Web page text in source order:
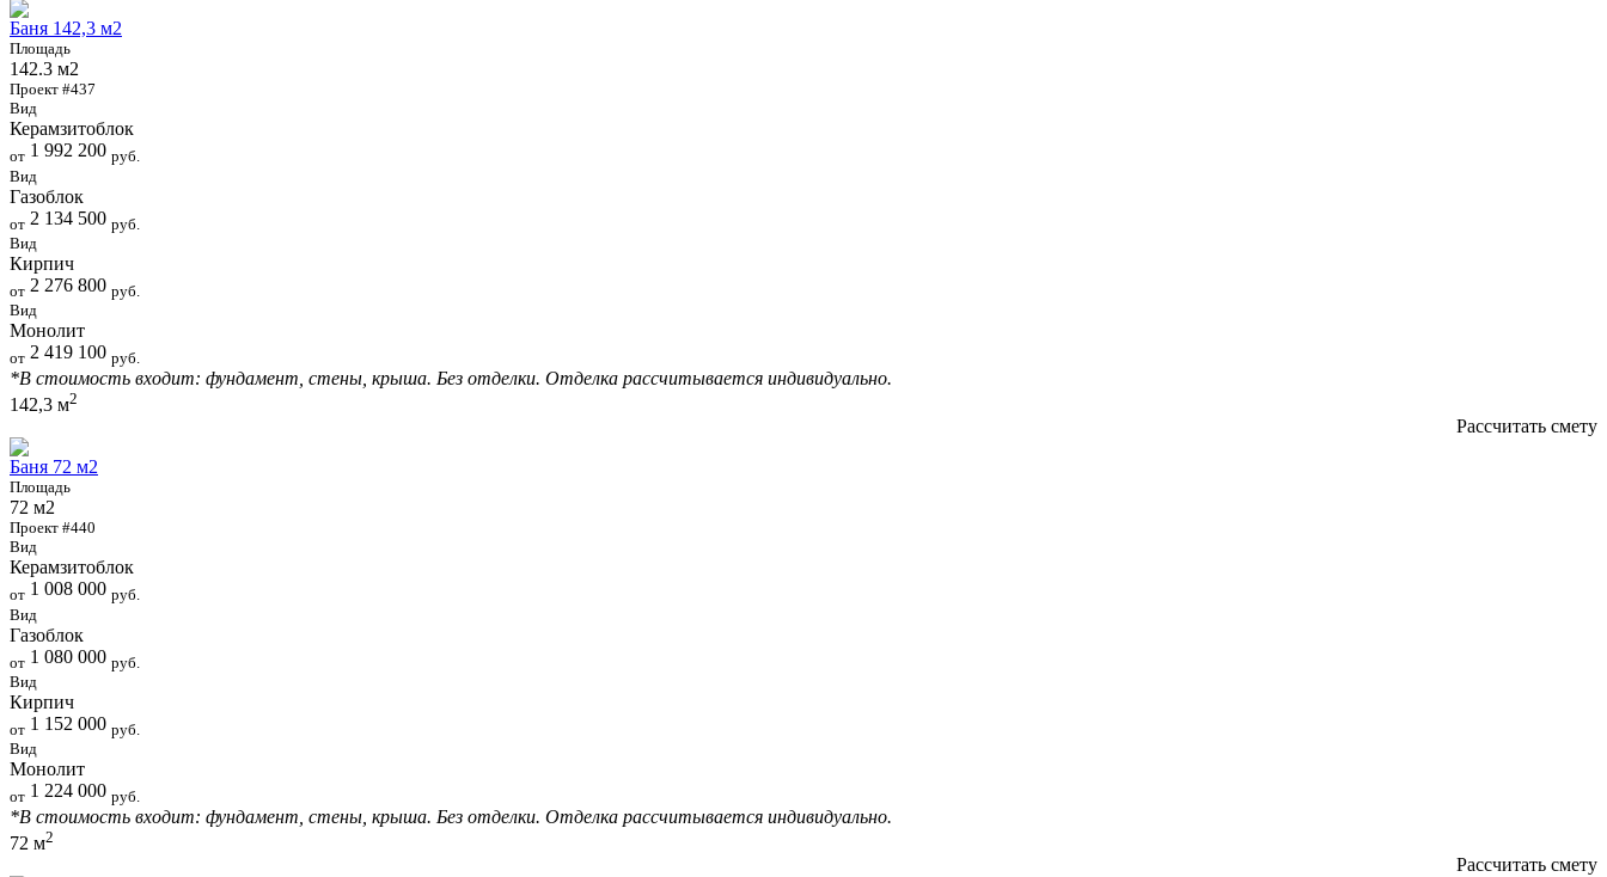
Баня 142,3 м2
Площадь
142.3 м2
Проект #437
Вид
Керамзитоблок
от 1 992 200 руб.
Вид
Газоблок
от 2 134 500 руб.
Вид
Кирпич
от 2 276 800 руб.
Вид
Монолит
от 2 419 100 руб.
*В стоимость входит: фундамент, стены, крыша. Без отделки. Отделка рассчитывается индивидуально.
142,3 м2
Рассчитать смету
Баня 72 м2
Площадь
72 м2
Проект #440
Вид
Керамзитоблок
от 1 008 000 руб.
Вид
Газоблок
от 1 080 000 руб.
Вид
Кирпич
от 1 152 000 руб.
Вид
Монолит
от 1 224 000 руб.
*В стоимость входит: фундамент, стены, крыша. Без отделки. Отделка рассчитывается индивидуально.
72 м2
Рассчитать смету